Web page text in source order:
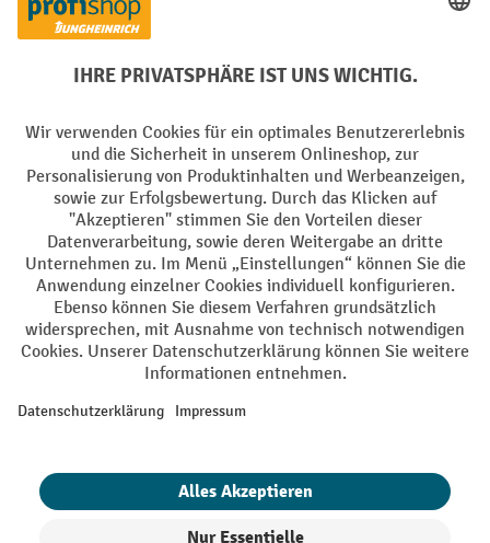
Soziale Netzwerke
Impressum Datenschutz
Barrierefreiheit Privacy Settings
Alle Preise exkl. gesetzl. Mehrwertsteuer zzgl.Versandkostenund ggf.
Nachnahmegebühren, wenn nicht anders angegeben.
¹ Der Rabatt gilt so lange der Vorrat reicht. Der Rabatt gilt nicht auf
oder Gutscheinen ist nicht möglich. | ² Der Rabatt wird einmalig bei
eingelöst werden. Die Höhe des Rabatts variiert je nach
Produktkategorie und beträgt bis zu 10 % (10 % auf Lager, Umwelt,